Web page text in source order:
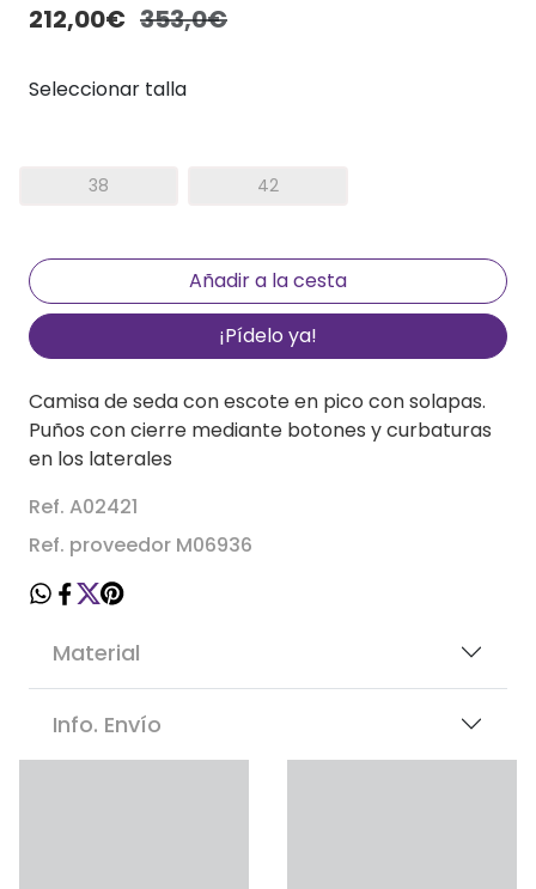
212,00€ 353,0€
Seleccionar talla
38 42
¡Pídelo ya!
Camisa de seda con escote en pico con solapas.
Puños con cierre mediante botones y curbaturas
en los laterales
Ref. A02421
Ref. proveedor M06936
Material
Info. Envío